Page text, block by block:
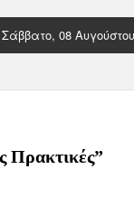
31/2026
Σάββατο, 08
Πρακτικές”